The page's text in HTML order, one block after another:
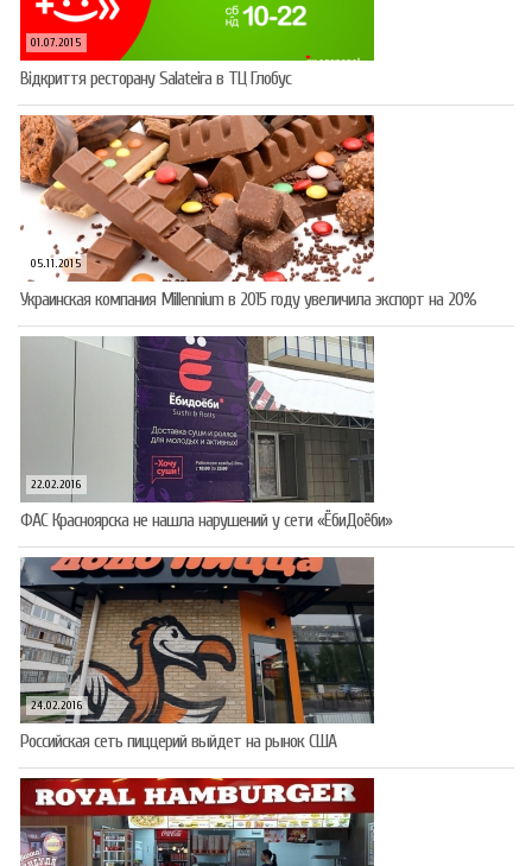
01.07.2015
Відкриття ресторану Salateirа в ТЦ Глобус
05.11.2015
Украинская компания Millennium в 2015 году увеличила экспорт на 20%
22.02.2016
ФАС Красноярска не нашла нарушений у сети «ЁбиДоёби»
24.02.2016
Российская сеть пиццерий выйдет на рынок США